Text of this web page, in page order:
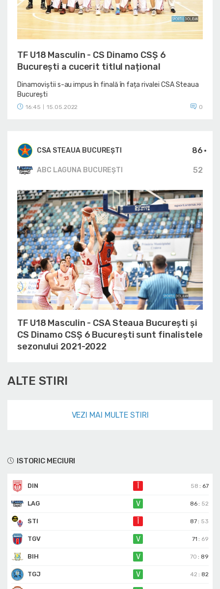
ISTORIC MECIURI
DIN 58 : 67
LAG V 86 : 52
STI 87 : 53
TGV V 71 : 69
BIH V 70 : 89
TGJ V 42 : 82
TF U18 Masculin - CS Dinamo CSȘ 6
București a cucerit titlul național
Dinamoviștii s-au impus în finală în fața rivalei CSA Steaua
București
16:45 15.05.2022 0
CSA STEAUA BUCUREȘTI 86
52
ABC LAGUNA BUCUREȘTI
TF U18 Masculin - CSA Steaua București și
CS Dinamo CSȘ 6 București sunt finalistele
sezonului 2021-2022
ALTE STIRI
VEZI MAI MULTE STIRI